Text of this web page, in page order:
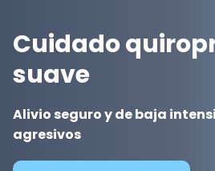
Cuidado
suave
Alivio seguro y de baja
agresivos